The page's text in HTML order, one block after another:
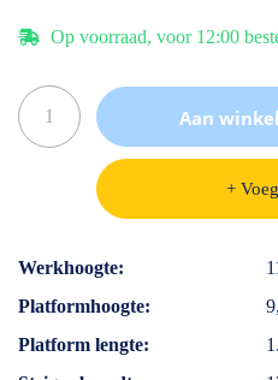
Op voorraad, voor 12:00
Aan
+
Specificaties
Werkhoogte
Platformhoogte
Platform lengte